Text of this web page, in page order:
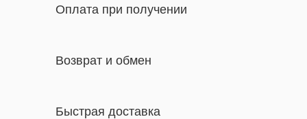
Оплата при получении
Возврат и обмен
Быстрая доставка